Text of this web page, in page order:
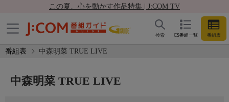
この夏、心を動かす作品特集 | J:COM TV
CS番組一覧 番組表
検索
番組表 中森明菜 TRUE LIVE
中森明菜 TRUE LIVE